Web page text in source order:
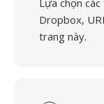
Lựa chọn
Dropbox,
trang này.